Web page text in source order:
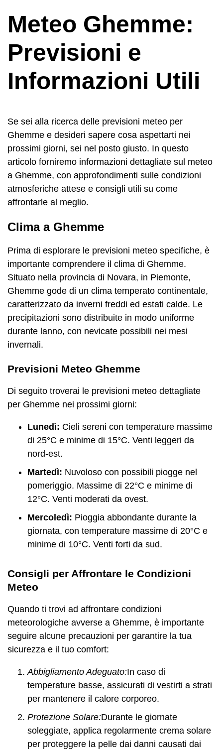
Meteo Ghemme:
Previsioni e
Informazioni Utili
Se sei alla ricerca delle previsioni meteo per
Ghemme e desideri sapere cosa aspettarti nei
prossimi giorni, sei nel posto giusto. In questo
articolo forniremo informazioni dettagliate sul meteo
a Ghemme, con approfondimenti sulle condizioni
atmosferiche attese e consigli utili su come
affrontarle al meglio.
Clima a Ghemme
Prima di esplorare le previsioni meteo specifiche, è
importante comprendere il clima di Ghemme.
Situato nella provincia di Novara, in Piemonte,
Ghemme gode di un clima temperato continentale,
caratterizzato da inverni freddi ed estati calde. Le
precipitazioni sono distribuite in modo uniforme
durante lanno, con nevicate possibili nei mesi
invernali.
Previsioni Meteo Ghemme
Di seguito troverai le previsioni meteo dettagliate
per Ghemme nei prossimi giorni:
Lunedì: Cieli sereni con temperature massime
di 25°C e minime di 15°C. Venti leggeri da
nord-est.
Martedì: Nuvoloso con possibili piogge nel
pomeriggio. Massime di 22°C e minime di
12°C. Venti moderati da ovest.
Mercoledì: Pioggia abbondante durante la
giornata, con temperature massime di 20°C e
minime di 10°C. Venti forti da sud.
Consigli per Affrontare le Condizioni
Meteo
Quando ti trovi ad affrontare condizioni
meteorologiche avverse a Ghemme, è importante
seguire alcune precauzioni per garantire la tua
sicurezza e il tuo comfort:
Abbigliamento Adeguato:In caso di
temperature basse, assicurati di vestirti a strati
per mantenere il calore corporeo.
Protezione Solare:Durante le giornate
soleggiate, applica regolarmente crema solare
per proteggere la pelle dai danni causati dai